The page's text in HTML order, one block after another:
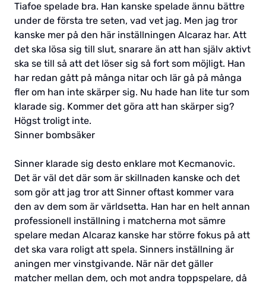
Tiafoe spelade bra. Han kanske spelade ännu bättre
under de första tre seten, vad vet jag. Men jag tror
kanske mer på den här inställningen Alcaraz har. Att
det ska lösa sig till slut, snarare än att han själv aktivt
ska se till så att det löser sig så fort som möjligt. Han
har redan gått på många nitar och lär gå på många
fler om han inte skärper sig. Nu hade han lite tur som
klarade sig. Kommer det göra att han skärper sig?
Högst troligt inte.
Sinner bombsäker
Sinner klarade sig desto enklare mot Kecmanovic.
Det är väl det där som är skillnaden kanske och det
som gör att jag tror att Sinner oftast kommer vara
den av dem som är världsetta. Han har en helt annan
professionell inställning i matcherna mot sämre
spelare medan Alcaraz kanske har större fokus på att
det ska vara roligt att spela. Sinners inställning är
aningen mer vinstgivande. När när det gäller
matcher mellan dem, och mot andra toppspelare, då